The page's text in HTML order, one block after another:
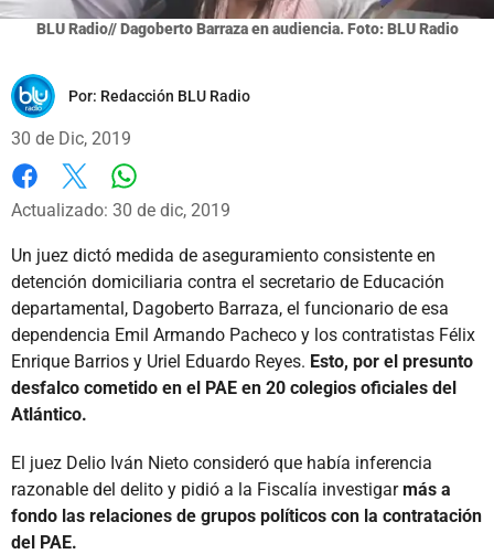
BLU Radio// Dagoberto Barraza en audiencia. Foto: BLU Radio
Por: Redacción BLU Radio
30 de Dic, 2019
Facebook
X
Actualizado: 30 de dic, 2019
Un juez dictó medida de aseguramiento consistente en
detención domiciliaria contra el secretario de Educación
departamental, Dagoberto Barraza, el funcionario de esa
dependencia Emil Armando Pacheco y los contratistas Félix
Enrique Barrios y Uriel Eduardo Reyes. Esto, por el presunto
desfalco cometido en el PAE en 20 colegios oficiales del
Atlántico.
El juez Delio Iván Nieto consideró que había inferencia
razonable del delito y pidió a la Fiscalía investigarmás a
fondo las relaciones de grupos políticos con la contratación
del PAE.